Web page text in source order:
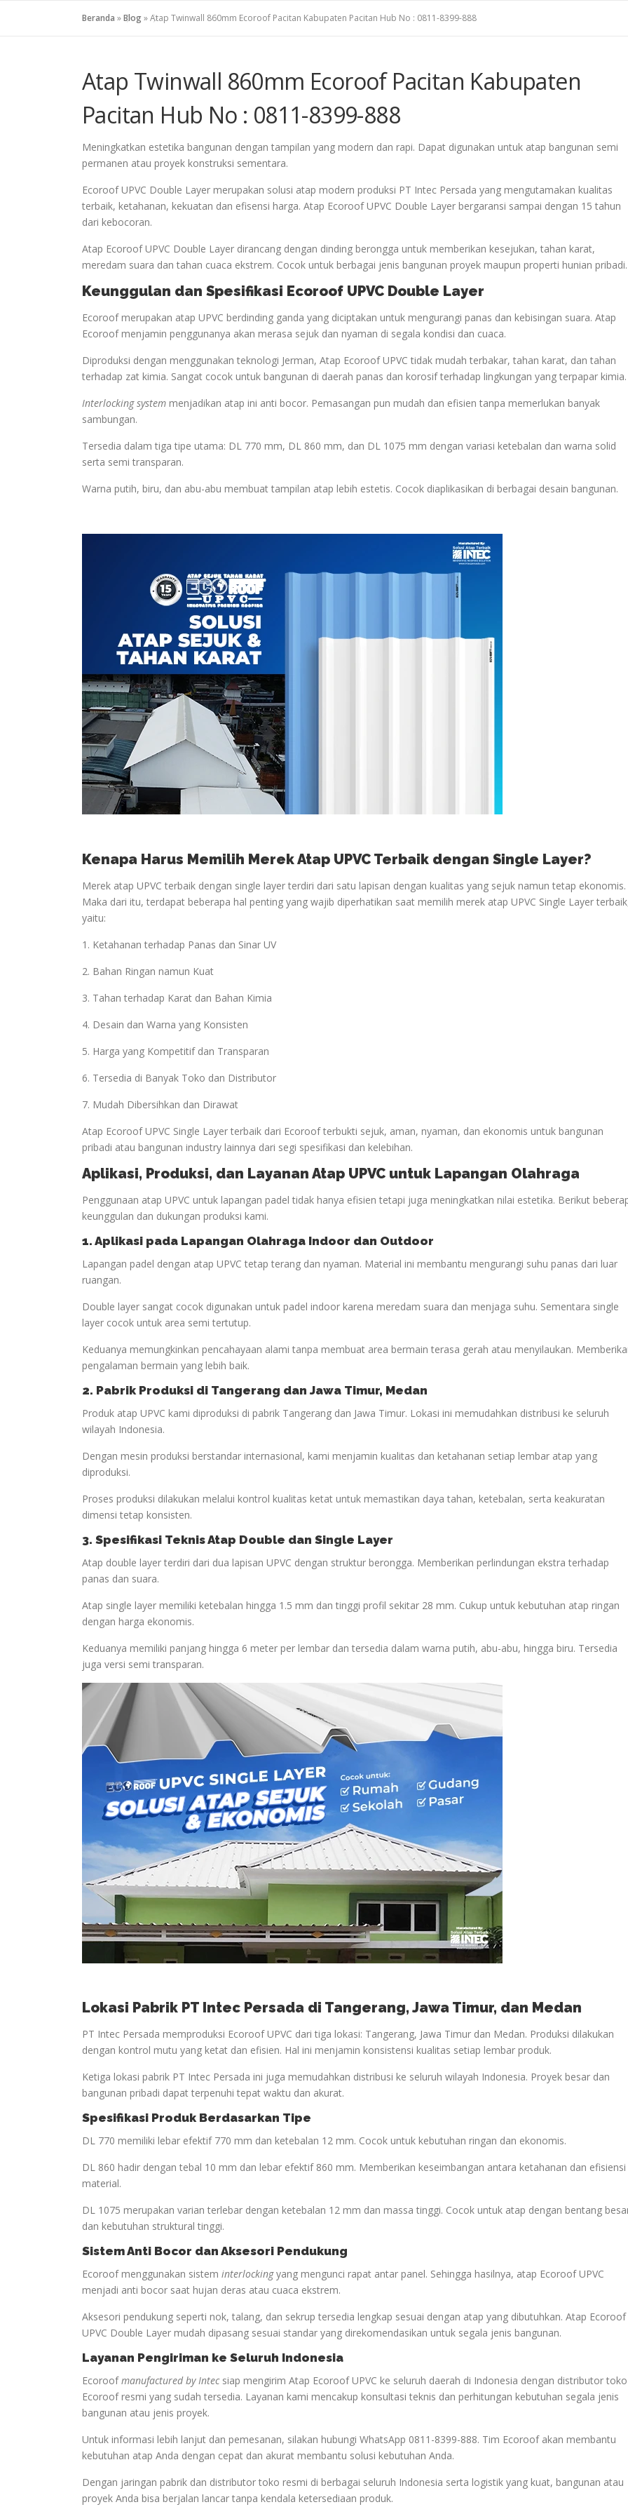
Beranda »Blog»Atap Twinwall 860mm Ecoroof Pacitan Kabupaten Pacitan Hub No : 0811-8399-888
Atap Twinwall 860mm Ecoroof Pacitan Kabupaten
Pacitan Hub No : 0811-8399-888
Meningkatkan estetika bangunan dengan tampilan yang modern dan rapi. Dapat digunakan untuk atap bangunan semi
permanen atau proyek konstruksi sementara.
Ecoroof UPVC Double Layer merupakan solusi atap modern produksi PT Intec Persada yang mengutamakan kualitas
terbaik, ketahanan, kekuatan dan efisensi harga. Atap Ecoroof UPVC Double Layer bergaransi sampai dengan 15 tahun
dari kebocoran.
Atap Ecoroof UPVC Double Layer dirancang dengan dinding berongga untuk memberikan kesejukan, tahan karat,
meredam suara dan tahan cuaca ekstrem. Cocok untuk berbagai jenis bangunan proyek maupun properti hunian pribadi.
Keunggulan dan Spesifikasi Ecoroof UPVC Double Layer
Ecoroof merupakan atap UPVC berdinding ganda yang diciptakan untuk mengurangi panas dan kebisingan suara. Atap
Ecoroof menjamin penggunanya akan merasa sejuk dan nyaman di segala kondisi dan cuaca.
Diproduksi dengan menggunakan teknologi Jerman, Atap Ecoroof UPVC tidak mudah terbakar, tahan karat, dan tahan
terhadap zat kimia. Sangat cocok untuk bangunan di daerah panas dan korosif terhadap lingkungan yang terpapar kimia.
Interlocking system menjadikan atap ini anti bocor. Pemasangan pun mudah dan efisien tanpa memerlukan banyak
sambungan.
Tersedia dalam tiga tipe utama: DL 770 mm, DL 860 mm, dan DL 1075 mm dengan variasi ketebalan dan warna solid
serta semi transparan.
Warna putih, biru, dan abu-abu membuat tampilan atap lebih estetis. Cocok diaplikasikan di berbagai desain bangunan.
Kenapa Harus Memilih Merek Atap UPVC Terbaik dengan Single Layer?
Merek atap UPVC terbaik dengan single layer terdiri dari satu lapisan dengan kualitas yang sejuk namun tetap ekonomis.
Maka dari itu, terdapat beberapa hal penting yang wajib diperhatikan saat memilih merek atap UPVC Single Layer
yaitu:
1. Ketahanan terhadap Panas dan Sinar UV
2. Bahan Ringan namun Kuat
3. Tahan terhadap Karat dan Bahan Kimia
4. Desain dan Warna yang Konsisten
5. Harga yang Kompetitif dan Transparan
6. Tersedia di Banyak Toko dan Distributor
7. Mudah Dibersihkan dan Dirawat
Atap Ecoroof UPVC Single Layer terbaik dari Ecoroof terbukti sejuk, aman, nyaman, dan ekonomis untuk bangunan
pribadi atau bangunan industry lainnya dari segi spesifikasi dan kelebihan.
Aplikasi, Produksi, dan Layanan Atap UPVC untuk Lapangan Olahraga
Penggunaan atap UPVC untuk lapangan padel tidak hanya efisien tetapi juga meningkatkan nilai estetika. Berikut
keunggulan dan dukungan produksi kami.
1. Aplikasi pada Lapangan Olahraga Indoor dan Outdoor
Lapangan padel dengan atap UPVC tetap terang dan nyaman. Material ini membantu mengurangi suhu panas dari luar
ruangan.
Double layer sangat cocok digunakan untuk padel indoor karena meredam suara dan menjaga suhu. Sementara single
layer cocok untuk area semi tertutup.
Keduanya memungkinkan pencahayaan alami tanpa membuat area bermain terasa gerah atau menyilaukan.
pengalaman bermain yang lebih baik.
2. Pabrik Produksi di Tangerang dan Jawa Timur, Medan
Produk atap UPVC kami diproduksi di pabrik Tangerang dan Jawa Timur. Lokasi ini memudahkan distribusi ke seluruh
wilayah Indonesia.
Dengan mesin produksi berstandar internasional, kami menjamin kualitas dan ketahanan setiap lembar atap yang
diproduksi.
Proses produksi dilakukan melalui kontrol kualitas ketat untuk memastikan daya tahan, ketebalan, serta keakuratan
dimensi tetap konsisten.
3. Spesifikasi Teknis Atap Double dan Single Layer
Atap double layer terdiri dari dua lapisan UPVC dengan struktur berongga. Memberikan perlindungan ekstra terhadap
panas dan suara.
Atap single layer memiliki ketebalan hingga 1.5 mm dan tinggi profil sekitar 28 mm. Cukup untuk kebutuhan atap ringan
dengan harga ekonomis.
Keduanya memiliki panjang hingga 6 meter per lembar dan tersedia dalam warna putih, abu-abu, hingga biru. Tersedia
juga versi semi transparan.
Lokasi Pabrik PT Intec Persada di Tangerang, Jawa Timur, dan Medan
PT Intec Persada memproduksi Ecoroof UPVC dari tiga lokasi: Tangerang, Jawa Timur dan Medan. Produksi dilakukan
dengan kontrol mutu yang ketat dan efisien. Hal ini menjamin konsistensi kualitas setiap lembar produk.
Ketiga lokasi pabrik PT Intec Persada ini juga memudahkan distribusi ke seluruh wilayah Indonesia. Proyek besar dan
bangunan pribadi dapat terpenuhi tepat waktu dan akurat.
Spesifikasi Produk Berdasarkan Tipe
DL 770 memiliki lebar efektif 770 mm dan ketebalan 12 mm. Cocok untuk kebutuhan ringan dan ekonomis.
DL 860 hadir dengan tebal 10 mm dan lebar efektif 860 mm. Memberikan keseimbangan antara ketahanan dan efisiensi
material.
DL 1075 merupakan varian terlebar dengan ketebalan 12 mm dan massa tinggi. Cocok untuk atap dengan bentang
dan kebutuhan struktural tinggi.
Sistem Anti Bocor dan Aksesori Pendukung
Ecoroof menggunakan sistem interlockingyang mengunci rapat antar panel. Sehingga hasilnya, atap Ecoroof UPVC
menjadi anti bocor saat hujan deras atau cuaca ekstrem.
Aksesori pendukung seperti nok, talang, dan sekrup tersedia lengkap sesuai dengan atap yang dibutuhkan. Atap Ecoroof
UPVC Double Layer mudah dipasang sesuai standar yang direkomendasikan untuk segala jenis bangunan.
Layanan Pengiriman ke Seluruh Indonesia
Ecoroofmanufactured by Intecsiap mengirim Atap Ecoroof UPVC ke seluruh daerah di Indonesia dengan distributor toko
Ecoroof resmi yang sudah tersedia. Layanan kami mencakup konsultasi teknis dan perhitungan kebutuhan segala jenis
bangunan atau jenis proyek.
Untuk informasi lebih lanjut dan pemesanan, silakan hubungi WhatsApp 0811-8399-888. Tim Ecoroof akan membantu
kebutuhan atap Anda dengan cepat dan akurat membantu solusi kebutuhan Anda.
Dengan jaringan pabrik dan distributor toko resmi di berbagai seluruh Indonesia serta logistik yang kuat, bangunan atau
proyek Anda bisa berjalan lancar tanpa kendala ketersediaan produk.